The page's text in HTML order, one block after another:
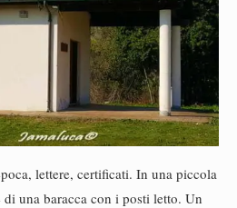
lettere, certificati. In una piccola
di una baracca con i posti letto. Un